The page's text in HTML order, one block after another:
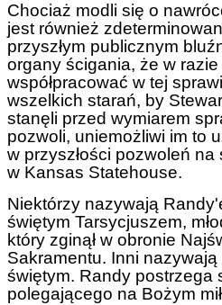
Chociaż modli się o
jest również
przyszłym publicznym
organy ścigania, że w
współpracować w tej
wszelkich starań, by
stanęli przed wymiarem
pozwoli, uniemożliwi im to
w przyszłości pozwoleń na
w Kansas Statehouse.
Niektórzy nazywają
świętym Tarsycjuszem,
który zginął w obronie
Sakramentu. Inni
świętym. Randy postrzega
polegającego na Bożym